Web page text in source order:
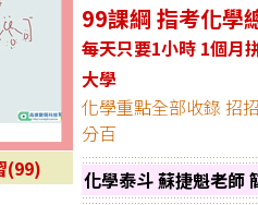
(99)
99課綱 指考化學
每天只要1小時 1個月
大學
化學重點全部收錄 招
分百
化學泰斗 蘇捷魁老師